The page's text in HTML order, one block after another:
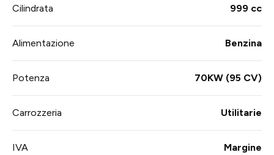
Cilindrata 999 cc
Alimentazione Benzina
Potenza 70KW (95 CV)
Carrozzeria Utilitarie
IVA Margine